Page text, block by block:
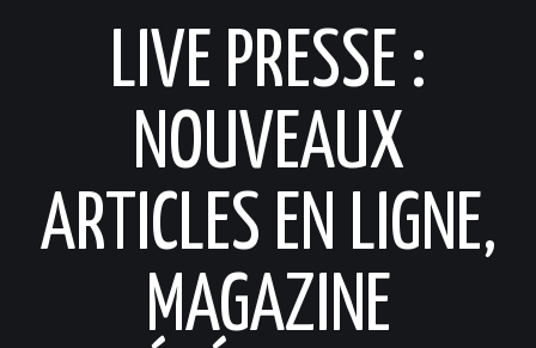
LIVE PRESSE :
NOUVEAUX
ARTICLES EN LIGNE,
MAGAZINE